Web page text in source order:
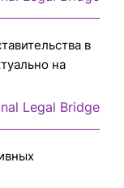
в
на
Legal Bridge